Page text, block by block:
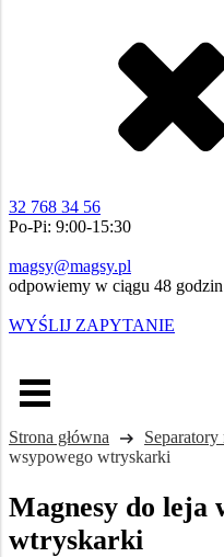
32 768 34 56
Po-Pi: 9:00-15:30
magsy@magsy.pl
odpowiemy w ciągu 48 godzin
WYŚLIJ ZAPYTANIE
Strona główna
Separatory
wsypowego wtryskarki
Magnesy do leja
wtryskarki